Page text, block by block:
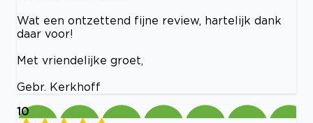
Wat een ontzettend fijne review, hartelijk dank
daar voor!
Met vriendelijke groet,
Gebr. Kerkhoff
10